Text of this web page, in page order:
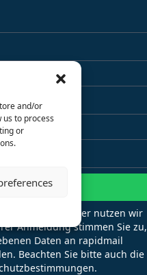
and/or
to process
or
Anmelden
unserer Newsletter nutzen wir
Anmeldung stimmen Sie zu,
Daten an rapidmail
Beachten Sie bitte auch die